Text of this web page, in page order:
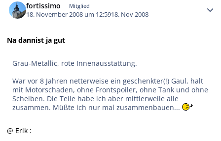
fortissimo Mitglied
18. November 2008 um 12:5918. Nov 2008
Na dannist ja gut
Grau-Metallic, rote Innenausstattung.
War vor 8 Jahren netterweise ein geschenkter(!) Gaul, halt
mit Motorschaden, ohne Frontspoiler, ohne Tank und ohne
Scheiben. Die Teile habe ich aber mittlerweile alle
zusammen. Müßte ich nur mal zusammenbauen...
@ Erik :